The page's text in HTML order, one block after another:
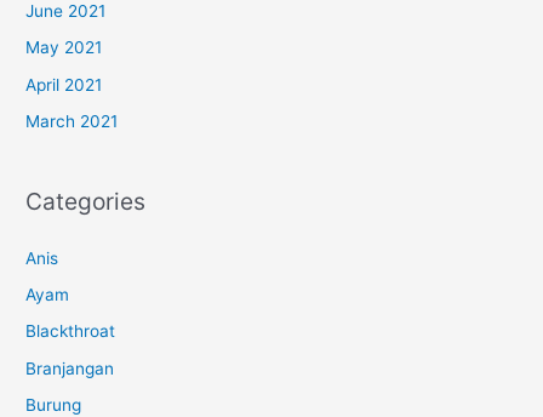
June 2021
May 2021
April 2021
March 2021
Categories
Anis
Ayam
Blackthroat
Branjangan
Burung